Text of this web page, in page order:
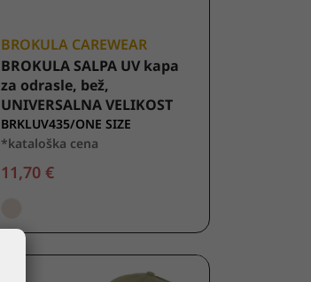
BROKULA CAREWEAR
BROKULA SALPA UV kapa
za odrasle, bež,
UNIVERSALNA VELIKOST
BRKLUV435/ONE SIZE
*kataloška cena
11,70 €